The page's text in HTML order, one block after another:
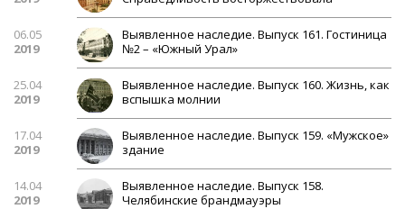
06.05
2019
Выявленное наследие. Выпуск 161. Гостиница
№2 – «Южный Урал»
25.04
2019
Выявленное наследие. Выпуск 160. Жизнь, как
вспышка молнии
17.04
2019
Выявленное наследие. Выпуск 159. «Мужское»
здание
14.04
2019
Выявленное наследие. Выпуск 158.
Челябинские брандмауэры